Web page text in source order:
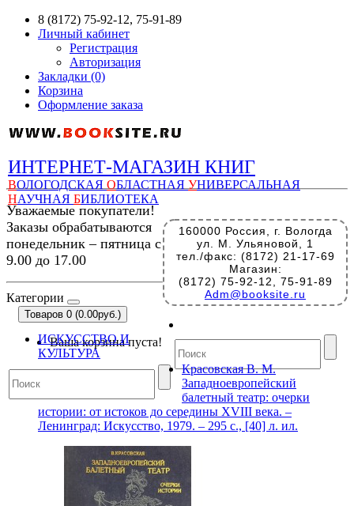
8 (8172) 75-92-12, 75-91-89
Личный кабинет
Регистрация
Авторизация
Закладки (0)
Корзина
Оформление заказа
ИНТЕРНЕТ-МАГАЗИН КНИГ
ВОЛОГОДСКАЯ ОБЛАСТНАЯ УНИВЕРСАЛЬНАЯ
НАУЧНАЯ БИБЛИОТЕКА
160000 Россия, г. Вологда
ул. М. Ульяновой, 1
тел./факс: (8172) 21-17-69
Магазин:
(8172) 75-92-12, 75-91-89
Adm@booksite.ru
Уважаемые покупатели!
Заказы обрабатываются
понедельник – пятница с
9.00 до 17.00
Категории
Товаров 0 (0.00руб.)
Ваша корзина пуста!
ИСКУССТВО И
КУЛЬТУРА
Красовская В. М.
Западноевропейский
балетный театр: очерки
истории: от истоков до середины XVIII века. –
Ленинград: Искусство, 1979. – 295 с., [40] л. ил.